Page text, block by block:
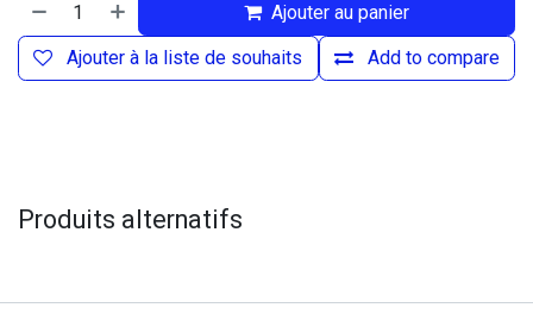
Ajouter au panier
Add to compare
Ajouter à la liste de souhaits
Produits alternatifs